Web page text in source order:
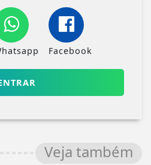
Facebook
Veja também